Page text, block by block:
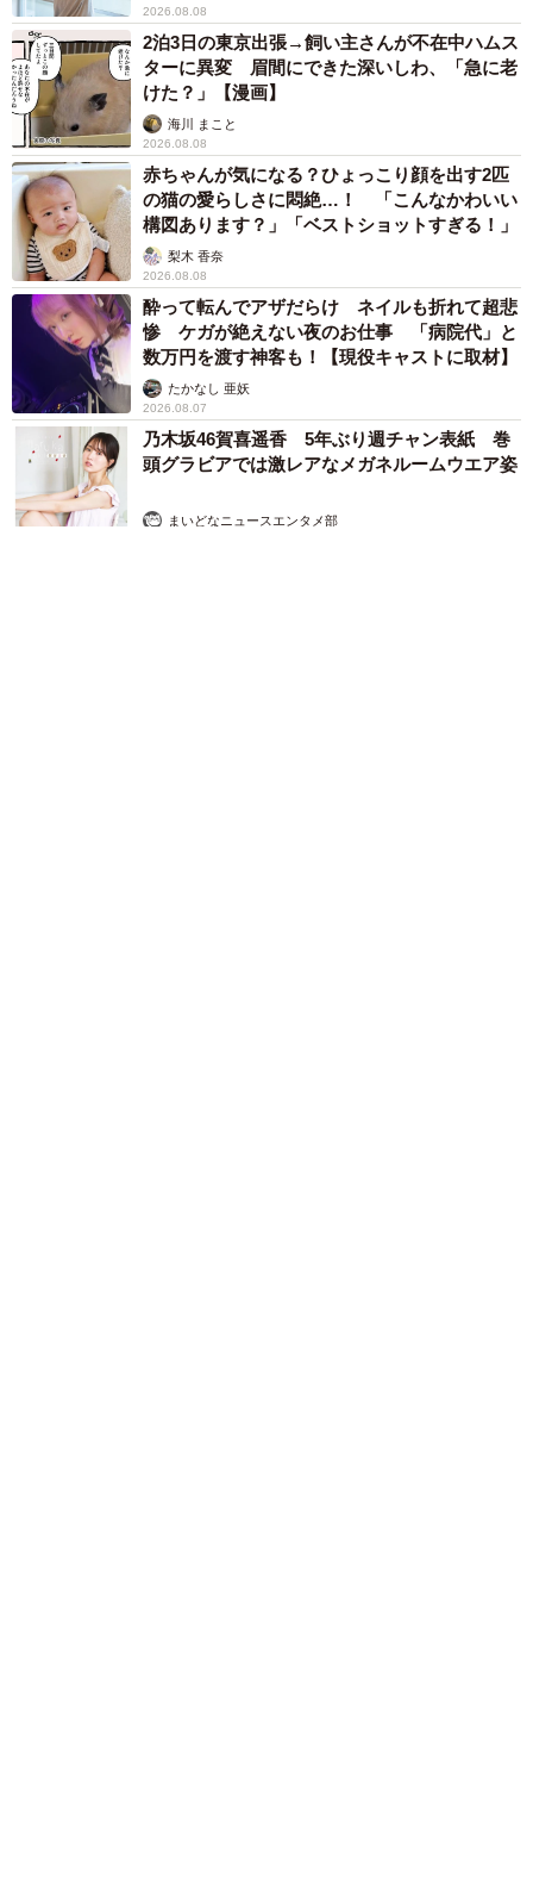
2026.08.08
2泊3日の東京出張→飼い主さんが不在中ハムス
ターに異変 眉間にできた深いしわ、「急に老
けた？」【漫画】
海川 まこと
2026.08.08
赤ちゃんが気になる？ひょっこり顔を出す2匹
の猫の愛らしさに悶絶…！ 「こんなかわいい
構図あります？」「ベストショットすぎる！」
梨木 香奈
2026.08.08
酔って転んでアザだらけ ネイルも折れて超悲
惨 ケガが絶えない夜のお仕事 「病院代」と
数万円を渡す神客も！【現役キャストに取材】
たかなし 亜妖
2026.08.07
乃木坂46賀喜遥香 5年ぶり週チャン表紙 巻
頭グラビアでは激レアなメガネルームウエア姿
まいどなニュースエンタメ部